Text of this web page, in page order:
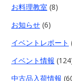
お料理教室 (8)
お知らせ(6)
イベントレポート
イベント情報
中古品入荷情報